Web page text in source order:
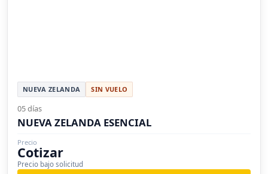
NUEVA ZELANDA SIN VUELO
05 días
NUEVA ZELANDA ESENCIAL
Precio
Cotizar
Precio bajo solicitud